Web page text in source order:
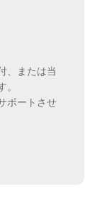
、または当
ポートさせ